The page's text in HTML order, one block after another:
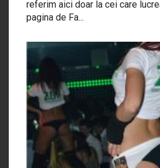
referim aici doar la cei care
pagina de Fa...